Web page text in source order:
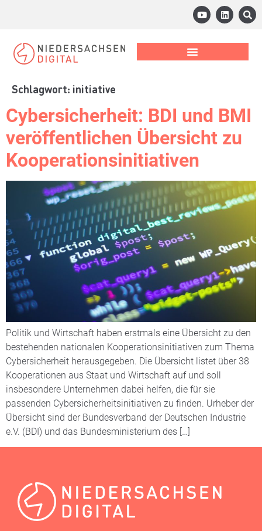
Schlagwort: initiative
Cybersicherheit: BDI und BMI
veröffentlichen Übersicht zu
Kooperationsinitiativen
Politik und Wirtschaft haben erstmals eine Übersicht zu den
bestehenden nationalen Kooperationsinitiativen zum Thema
Cybersicherheit herausgegeben. Die Übersicht listet über 38
Kooperationen aus Staat und Wirtschaft auf und soll
insbesondere Unternehmen dabei helfen, die für sie
passenden Cybersicherheitsinitiativen zu finden. Urheber der
Übersicht sind der Bundesverband der Deutschen Industrie
e.V. (BDI) und das Bundesministerium des […]